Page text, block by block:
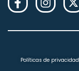
Políticas de privacidad